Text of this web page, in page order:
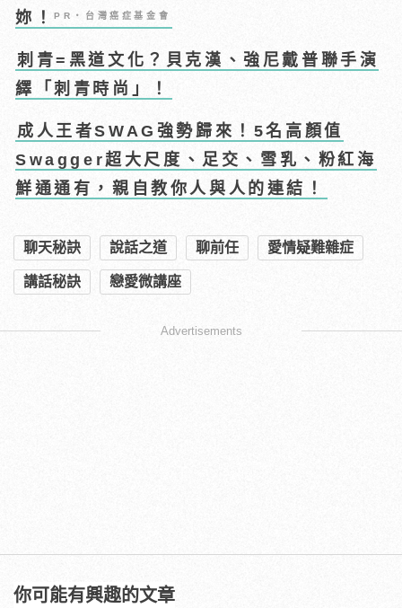
妳！PR・台灣癌症基金會
刺青=黑道文化？貝克漢、強尼戴普聯手演
繹「刺青時尚」！
成人王者SWAG強勢歸來！5名高顏值
Swagger超大尺度、足交、雪乳、粉紅海
鮮通通有，親自教你人與人的連結！
聊天秘訣 說話之道 聊前任 愛情疑難雜症
講話秘訣 戀愛微講座
Advertisements
你可能有興趣的文章